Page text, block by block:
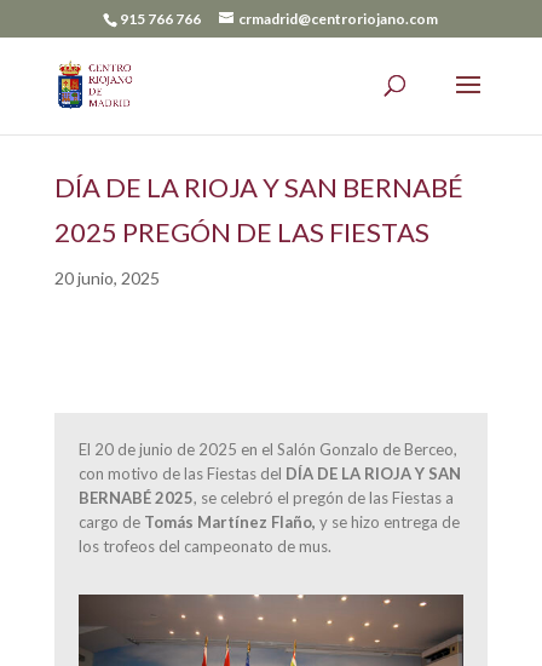
915 766 766 crmadrid@centroriojano.com
DÍA DE LA RIOJA Y SAN BERNABÉ
2025 PREGÓN DE LAS FIESTAS
20 junio, 2025
El 20 de junio de 2025 en el Salón Gonzalo de Berceo,
con motivo de las Fiestas del DÍA DE LA RIOJA Y SAN
BERNABÉ 2025, se celebró el pregón de las Fiestas a
cargo de Tomás Martínez Flaño, y se hizo entrega de
los trofeos del campeonato de mus.